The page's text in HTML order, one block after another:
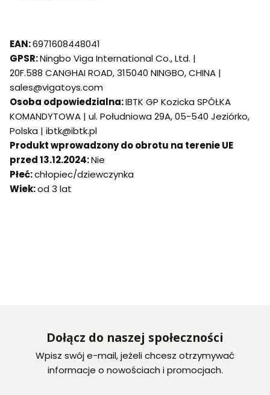
EAN:6971608448041
GPSR:Ningbo Viga International Co., Ltd. |
20F.588 CANGHAI ROAD, 315040 NINGBO, CHINA |
sales@vigatoys.com
Osoba odpowiedzialna:IBTK GP Kozicka SPÓŁKA
KOMANDYTOWA | ul. Południowa 29A, 05-540 Jeziórko,
Polska | ibtk@ibtk.pl
Produkt wprowadzony do obrotu na terenie UE
przed 13.12.2024:Nie
Płeć:chłopiec/dziewczynka
Wiek:od 3 lat
Dołącz do naszej społeczności
Wpisz swój e-mail, jeżeli chcesz otrzymywać
informacje o nowościach i promocjach.